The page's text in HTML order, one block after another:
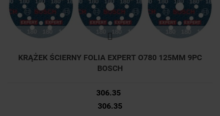
KRĄŻEK ŚCIERNY FOLIA EXPERT O780 125MM 9PC
BOSCH
306.35
306.35